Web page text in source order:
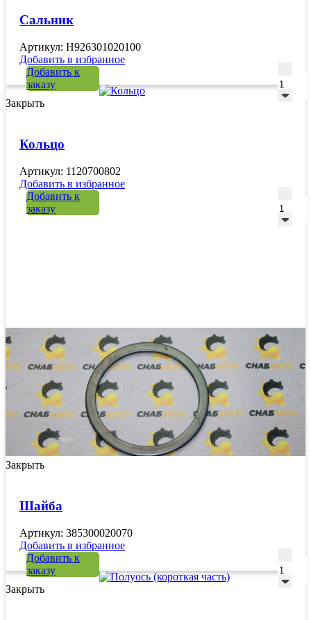
Сальник
Артикул: H926301020100
Добавить в избранное
Добавить к
заказу
Закрыть
Кольцо
Артикул: 1120700802
Добавить в избранное
Добавить к
заказу
Закрыть
Шайба
Артикул: 385300020070
Добавить в избранное
Добавить к
заказу
Закрыть